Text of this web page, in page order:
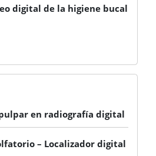
digital de la higiene bucal
en radiografía digital
– Localizador digital